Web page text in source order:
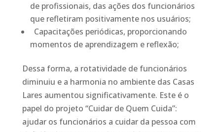
de profissionais, das ações dos funcionários
que refletiram positivamente nos usuários;
Capacitações periódicas, proporcionando
momentos de aprendizagem e reflexão;
Dessa forma, a rotatividade de funcionários
diminuiu e a harmonia no ambiente das Casas
Lares aumentou significativamente. Este é o
papel do projeto “Cuidar de Quem Cuida”:
ajudar os funcionários a cuidar da pessoa com